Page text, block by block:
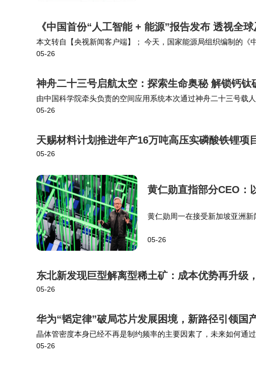
《中国首份“人工智能 + 能源”报告发布 透视全球
本文转自【央视新闻客户端】； 今天，国家能源局组织编制的《
领域首份聚焦人工智能与能源融合发展的年度报告，系统梳理全
05-26
神舟二十三号启航太空：探索生命奥秘 解锁钙钛
由中国科学院牵头负责的空间应用系统本次通过神舟二十三号载
稻种子、肝细胞、纳米酶、放线菌、钙钛矿电池等实验材料将开
05-26
天赐材料计划推进年产16万吨高压实磷酸铁锂项
05-26
黄仁勋直指部分CEO：
黄仁勋周一在接受新加坡亚洲
AI联系起来是“说不通的”。 …
05-26
东北新发现巨型解离型稀土矿：成本优势再升级
05-26
华为“韬定律”破局芯片发展困境，新路径引领国
晶体管密度本身已经不再是制约频率的主要因素了，未来如何通
而首款采用逻辑折叠技术的麒麟芯片将在今年秋季发布，大概率
05-26